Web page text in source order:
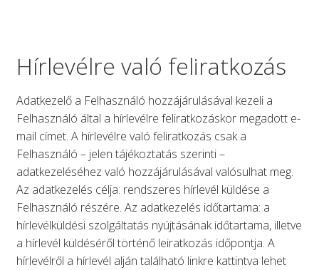
Hírlevélre való feliratkozás
Adatkezelő a Felhasználó hozzájárulásával kezeli a
Felhasználó által a hírlevélre feliratkozáskor megadott e-
mail címet. A hírlevélre való feliratkozás csak a
Felhasználó – jelen tájékoztatás szerinti –
adatkezeléséhez való hozzájárulásával valósulhat meg.
Az adatkezelés célja: rendszeres hírlevél küldése a
Felhasználó részére. Az adatkezelés időtartama: a
hírlevélküldési szolgáltatás nyújtásának időtartama, illetve
a hírlevél küldéséről történő leiratkozás időpontja. A
hírlevélről a hírlevél alján található linkre kattintva lehet